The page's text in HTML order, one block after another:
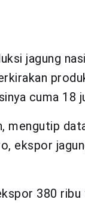
jagung
cuma 18
mengutip
ekspor
380